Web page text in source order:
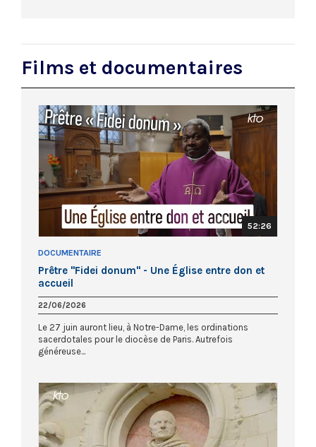
Films et documentaires
52:26
DOCUMENTAIRE
Prêtre "Fidei donum" - Une Église entre don et
accueil
22/06/2026
Le 27 juin auront lieu, à Notre-Dame, les ordinations
sacerdotales pour le diocèse de Paris. Autrefois
généreuse...